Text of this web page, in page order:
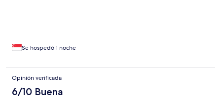
Se hospedó 1 noche
Opinión verificada
6/10 Buena